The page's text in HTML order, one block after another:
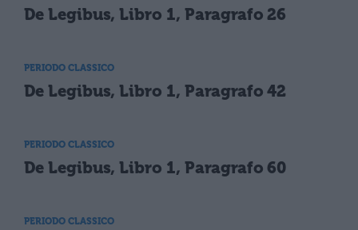
De Legibus, Libro 1, Paragrafo 26
PERIODO CLASSICO
De Legibus, Libro 1, Paragrafo 42
PERIODO CLASSICO
De Legibus, Libro 1, Paragrafo 60
PERIODO CLASSICO